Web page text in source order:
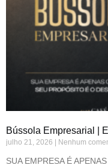
Bússola Empresarial |
julho 21, 2026 Nenhum
SUA EMPRESA É